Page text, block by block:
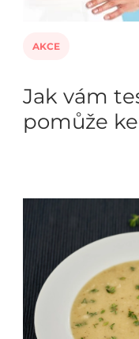
AKCE
Jak vám
pomůže